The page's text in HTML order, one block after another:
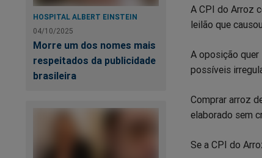
HOSPITAL ALBERT EINSTEIN
04/10/2025
Morre um dos nomes mais
respeitados da publicidade
brasileira
no
no
A CPI do Arroz
leilão que
A oposição
possíveis
Comprar arroz
elaborado sem
Se a CPI do